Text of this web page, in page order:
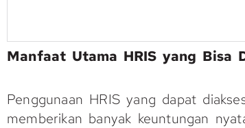
Manfaat Utama HRIS yang Bisa
Penggunaan HRIS yang dapat
memberikan banyak keuntungan